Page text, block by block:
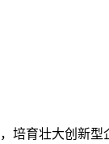
培育壮大创新